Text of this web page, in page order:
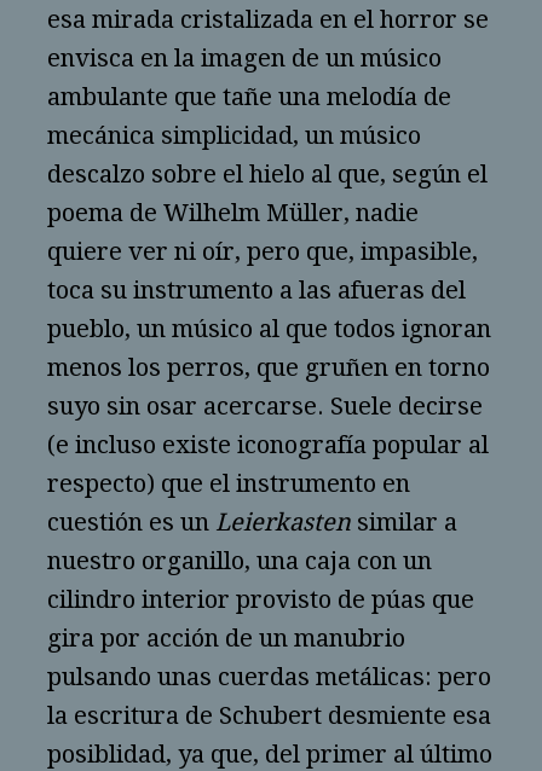
esa mirada cristalizada en el horror se
envisca en la imagen de un músico
ambulante que tañe una melodía de
mecánica simplicidad, un músico
descalzo sobre el hielo al que, según el
poema de Wilhelm Müller, nadie
quiere ver ni oír, pero que, impasible,
toca su instrumento a las afueras del
pueblo, un músico al que todos ignoran
menos los perros, que gruñen en torno
suyo sin osar acercarse. Suele decirse
(e incluso existe iconografía popular al
respecto) que el instrumento en
cuestión es un Leierkasten similar a
nuestro organillo, una caja con un
cilindro interior provisto de púas que
gira por acción de un manubrio
pulsando unas cuerdas metálicas: pero
la escritura de Schubert desmiente esa
posiblidad, ya que, del primer al último